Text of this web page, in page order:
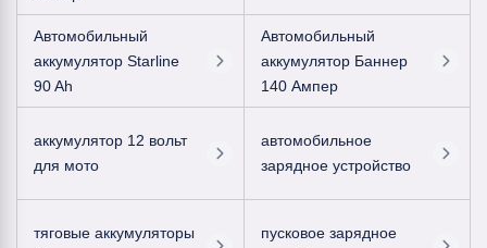
Автомобильный
аккумулятор Starline
90 Ah
Автомобильный
аккумулятор Баннер
140 Ампер
аккумулятор 12 вольт
для мото
автомобильное
зарядное устройство
тяговые аккумуляторы
пусковое зарядное